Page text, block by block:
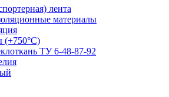
лента
материалы
(+750°С)
ТУ 6-48-87-92